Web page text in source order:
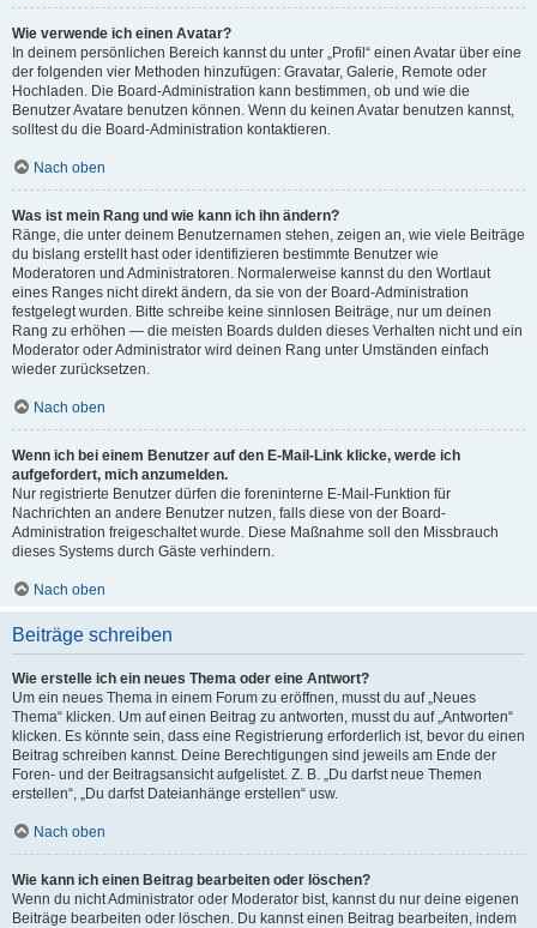
Wie verwende ich einen Avatar?
In deinem persönlichen Bereich kannst du unter „Profil“ einen Avatar über eine
der folgenden vier Methoden hinzufügen: Gravatar, Galerie, Remote oder
Hochladen. Die Board-Administration kann bestimmen, ob und wie die
Benutzer Avatare benutzen können. Wenn du keinen Avatar benutzen kannst,
solltest du die Board-Administration kontaktieren.
Nach oben
Was ist mein Rang und wie kann ich ihn ändern?
Ränge, die unter deinem Benutzernamen stehen, zeigen an, wie viele Beiträge
du bislang erstellt hast oder identifizieren bestimmte Benutzer wie
Moderatoren und Administratoren. Normalerweise kannst du den Wortlaut
eines Ranges nicht direkt ändern, da sie von der Board-Administration
festgelegt wurden. Bitte schreibe keine sinnlosen Beiträge, nur um deinen
Rang zu erhöhen — die meisten Boards dulden dieses Verhalten nicht und ein
Moderator oder Administrator wird deinen Rang unter Umständen einfach
wieder zurücksetzen.
Nach oben
Wenn ich bei einem Benutzer auf den E-Mail-Link klicke, werde ich
aufgefordert, mich anzumelden.
Nur registrierte Benutzer dürfen die foreninterne E-Mail-Funktion für
Nachrichten an andere Benutzer nutzen, falls diese von der Board-
Administration freigeschaltet wurde. Diese Maßnahme soll den Missbrauch
dieses Systems durch Gäste verhindern.
Nach oben
Beiträge schreiben
Wie erstelle ich ein neues Thema oder eine Antwort?
Um ein neues Thema in einem Forum zu eröffnen, musst du auf „Neues
Thema“ klicken. Um auf einen Beitrag zu antworten, musst du auf „Antworten“
klicken. Es könnte sein, dass eine Registrierung erforderlich ist, bevor du einen
Beitrag schreiben kannst. Deine Berechtigungen sind jeweils am Ende der
Foren- und der Beitragsansicht aufgelistet. Z. B. „Du darfst neue Themen
erstellen“, „Du darfst Dateianhänge erstellen“ usw.
Nach oben
Wie kann ich einen Beitrag bearbeiten oder löschen?
Wenn du nicht Administrator oder Moderator bist, kannst du nur deine eigenen
Beiträge bearbeiten oder löschen. Du kannst einen Beitrag bearbeiten, indem